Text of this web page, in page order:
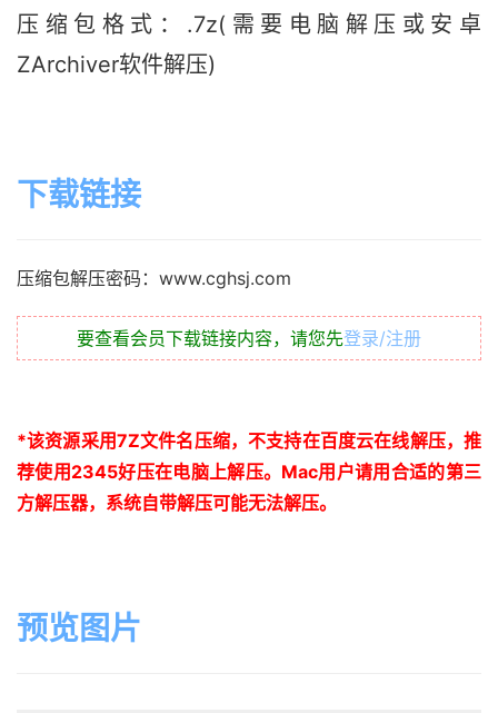
压缩包格式：.7z(需要电脑解压或安卓
ZArchiver软件解压)
下载链接
压缩包解压密码：www.cghsj.com
要查看会员下载链接内容，请您先登录/注册
*该资源采用7Z文件名压缩，不支持在百度云在线解压，推
荐使用2345好压在电脑上解压。 Mac用户请用合适的第三
方解压器，系统自带解压可能无法解压。
预览图片